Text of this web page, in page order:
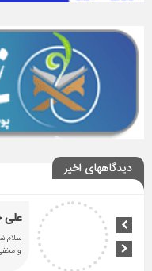
دیدگاههای اخیر
علی
سلام
و